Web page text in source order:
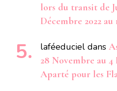
lors du transit de
Décembre 2022 au
laféeduciel dans
28 Novembre au 4
Aparté pour les